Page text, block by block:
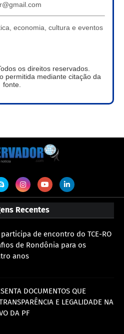
economia, cultura e eventos
os direitos reservados.
permitida mediante citação da
fonte.
Recentes
de encontro do TCE-RO
de Rondônia para os
anos
DOCUMENTOS QUE
E LEGALIDADE NA
DA PF